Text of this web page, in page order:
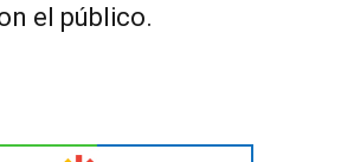
el público.